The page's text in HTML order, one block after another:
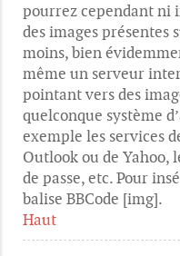
pourrez cependant ni
des images
moins, bien
même un serveur
pointant vers des
quelconque système
exemple les services
Outlook ou de Yahoo,
de passe, etc. Pour
balise BBCode [img].
Haut